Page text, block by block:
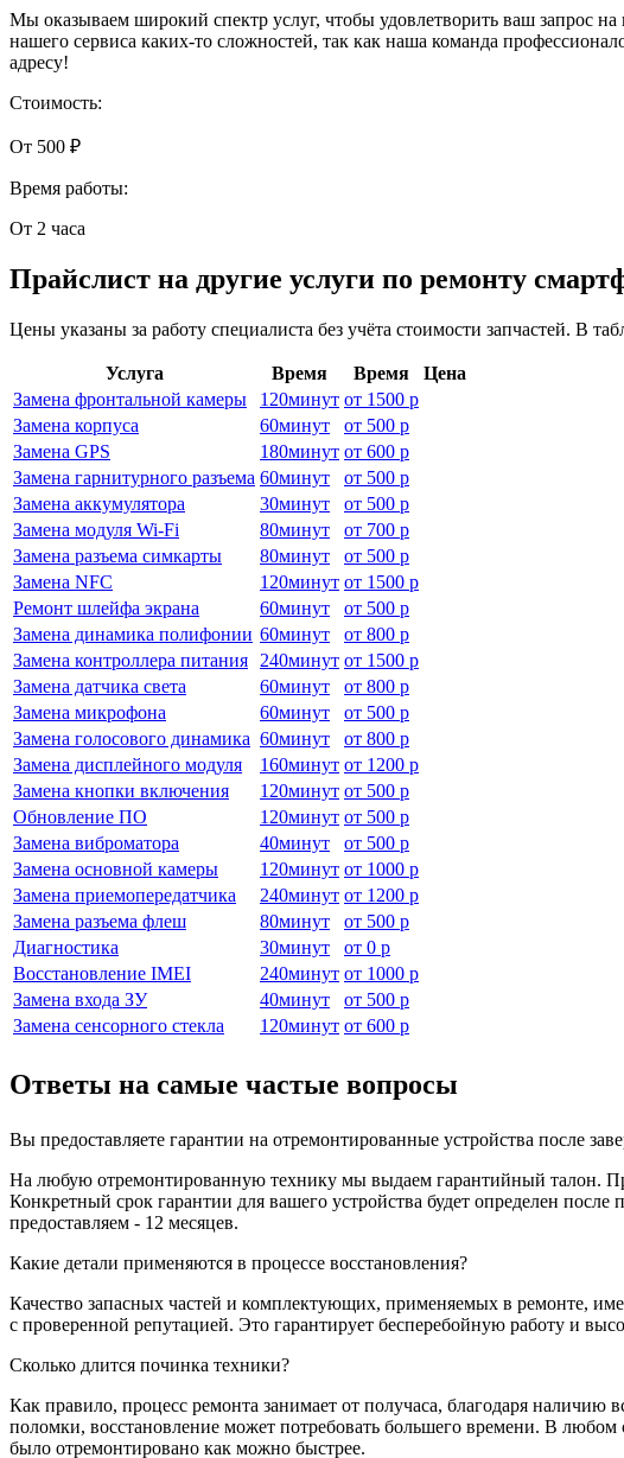
Мы оказываем широкий спектр услуг, чтобы удовлетворить ваш запрос
нашего сервиса каких-то сложностей, так как наша команда
адресу!
Стоимость:
От 500 ₽
Время работы:
От 2 часа
Прайслист на другие услуги по ремонту
Цены указаны за работу специалиста без учёта стоимости запчастей. В
Услуга Время Время
Цена
Замена фронтальной камеры
120минут от 1500 р
Замена корпуса
60минут от 500 р
Замена GPS
180минут от 600 р
Замена гарнитурного разъема 60минут от 500 р
Замена аккумулятора
30минут от 500 р
Замена модуля Wi-Fi
80минут от 700 р
Замена разъема симкарты
80минут от 500 р
Замена NFC
120минут от 1500 р
Ремонт шлейфа экрана
60минут от 500 р
Замена динамика полифонии 60минут от 800 р
Замена контроллера питания
240минут от 1500 р
Замена датчика света
60минут от 800 р
Замена микрофона
60минут от 500 р
Замена голосового динамика 60минут от 800 р
Замена дисплейного модуля
160минут от 1200 р
Замена кнопки включения
120минут от 500 р
Обновление ПО
120минут от 500 р
Замена виброматора
40минут от 500 р
Замена основной камеры
120минут от 1000 р
Замена приемопередатчика
240минут от 1200 р
Замена разъема флеш
80минут от 500 р
Диагностика
30минут от 0 р
Восстановление IMEI
240минут от 1000 р
Замена входа ЗУ
40минут от 500 р
Замена сенсорного стекла
120минут от 600 р
Ответы на самые частые вопросы
Вы предоставляете гарантии на отремонтированные устройства после
На любую отремонтированную технику мы выдаем гарантийный талон.
Конкретный срок гарантии для вашего устройства будет определен
предоставляем - 12 месяцев.
Какие детали применяются в процессе восстановления?
Качество запасных частей и комплектующих, применяемых в ремонте,
с проверенной репутацией. Это гарантирует бесперебойную работу и
Сколько длится починка техники?
Как правило, процесс ремонта занимает от получаса, благодаря наличию
поломки, восстановление может потребовать большего времени. В
было отремонтировано как можно быстрее.